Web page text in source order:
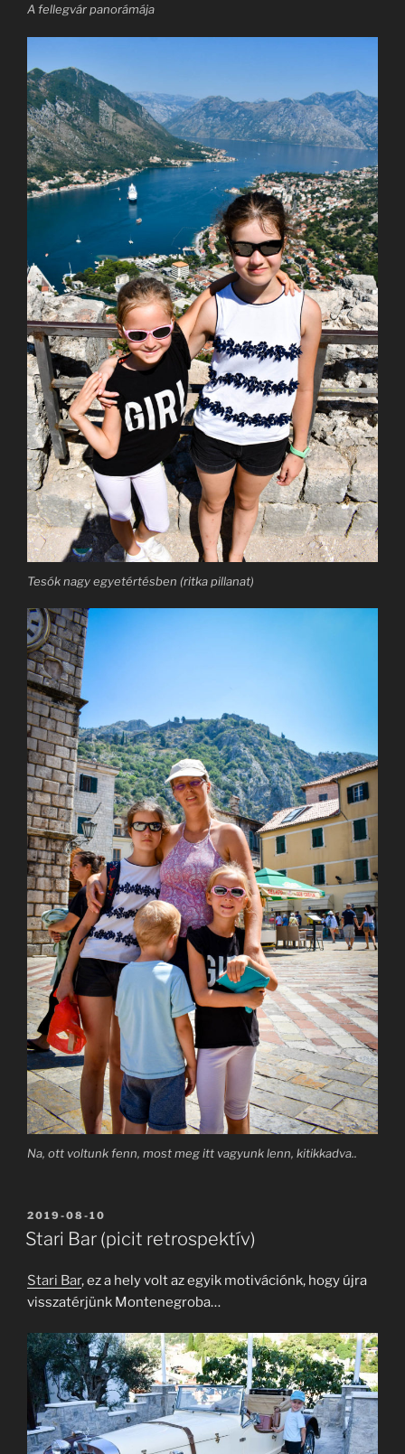
A fellegvár panorámája
Tesók nagy egyetértésben (ritka pillanat)
Na, ott voltunk fenn, most meg itt vagyunk lenn, kitikkadva..
BEKÜLDVE:
2019-08-10
Stari Bar (picit retrospektív)
Stari Bar, ez a hely volt az egyik motivációnk, hogy újra
visszatérjünk Montenegroba…